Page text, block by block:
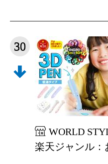
30
WORLD
楽天ジャンル：